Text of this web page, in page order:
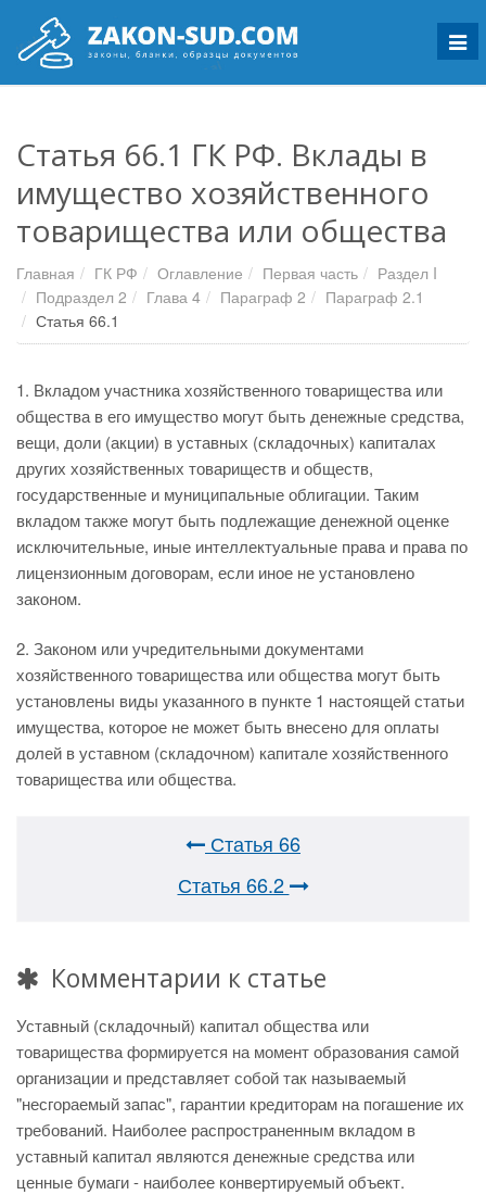
Статья 66.1 ГК РФ. Вклады в
имущество хозяйственного
товарищества или общества
Главная ГК РФ Оглавление Первая часть
Раздел I
Подраздел 2
Глава 4 Параграф 2
Параграф 2.1
Статья 66.1
1. Вкладом участника хозяйственного товарищества или
общества в его имущество могут быть денежные средства,
вещи, доли (акции) в уставных (складочных) капиталах
других хозяйственных товариществ и обществ,
государственные и муниципальные облигации. Таким
вкладом также могут быть подлежащие денежной оценке
исключительные, иные интеллектуальные права и права по
лицензионным договорам, если иное не установлено
законом.
2. Законом или учредительными документами
хозяйственного товарищества или общества могут быть
установлены виды указанного в пункте 1 настоящей статьи
имущества, которое не может быть внесено для оплаты
долей в уставном (складочном) капитале хозяйственного
товарищества или общества.
Статья 66
Статья 66.2
Комментарии к статье
Уставный (складочный) капитал общества или
товарищества формируется на момент образования самой
организации и представляет собой так называемый
"несгораемый запас", гарантии кредиторам на погашение их
требований. Наиболее распространенным вкладом в
уставный капитал являются денежные средства или
ценные бумаги - наиболее конвертируемый объект.